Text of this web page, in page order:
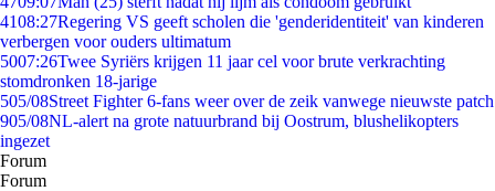
4108:27Regering VS geeft scholen die 'genderidentiteit' van kinderen
verbergen voor ouders ultimatum
5007:26Twee Syriërs krijgen 11 jaar cel voor brute verkrachting
stomdronken 18-jarige
505/08Street Fighter 6-fans weer over de zeik vanwege nieuwste patch
905/08NL-alert na grote natuurbrand bij Oostrum, blushelikopters
ingezet
Forum
Forum